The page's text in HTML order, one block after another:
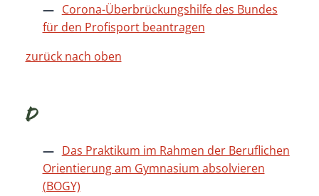
Corona-Überbrückungshilfe des Bundes
für den Profisport beantragen
zurück nach oben
D
Das Praktikum im Rahmen der Beruflichen
Orientierung am Gymnasium absolvieren
(BOGY)